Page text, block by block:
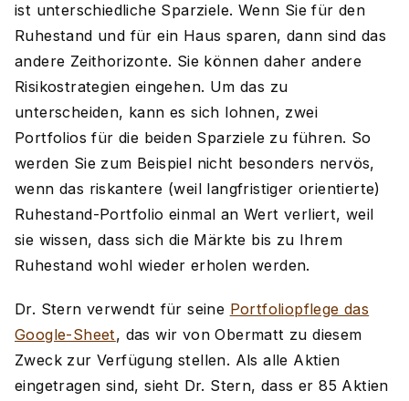
ist unterschiedliche Sparziele. Wenn Sie für den
Ruhestand und für ein Haus sparen, dann sind das
andere Zeithorizonte. Sie können daher andere
Risikostrategien eingehen. Um das zu
unterscheiden, kann es sich lohnen, zwei
Portfolios für die beiden Sparziele zu führen. So
werden Sie zum Beispiel nicht besonders nervös,
wenn das riskantere (weil langfristiger orientierte)
Ruhestand-Portfolio einmal an Wert verliert, weil
sie wissen, dass sich die Märkte bis zu Ihrem
Ruhestand wohl wieder erholen werden.
Dr. Stern verwendt für seine Portfoliopflege das
Google-Sheet, das wir von Obermatt zu diesem
Zweck zur Verfügung stellen. Als alle Aktien
eingetragen sind, sieht Dr. Stern, dass er 85 Aktien